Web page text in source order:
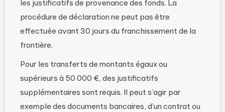
les justificatifs de provenance des fonds. La
procédure de déclaration ne peut pas être
effectuée avant 30 jours du franchissement de la
frontière.
Pour les transferts de montants égaux ou
supérieurs à 50 000 €, des justificatifs
supplémentaires sont requis. Il peut s’agir par
exemple des documents bancaires, d’un contrat ou